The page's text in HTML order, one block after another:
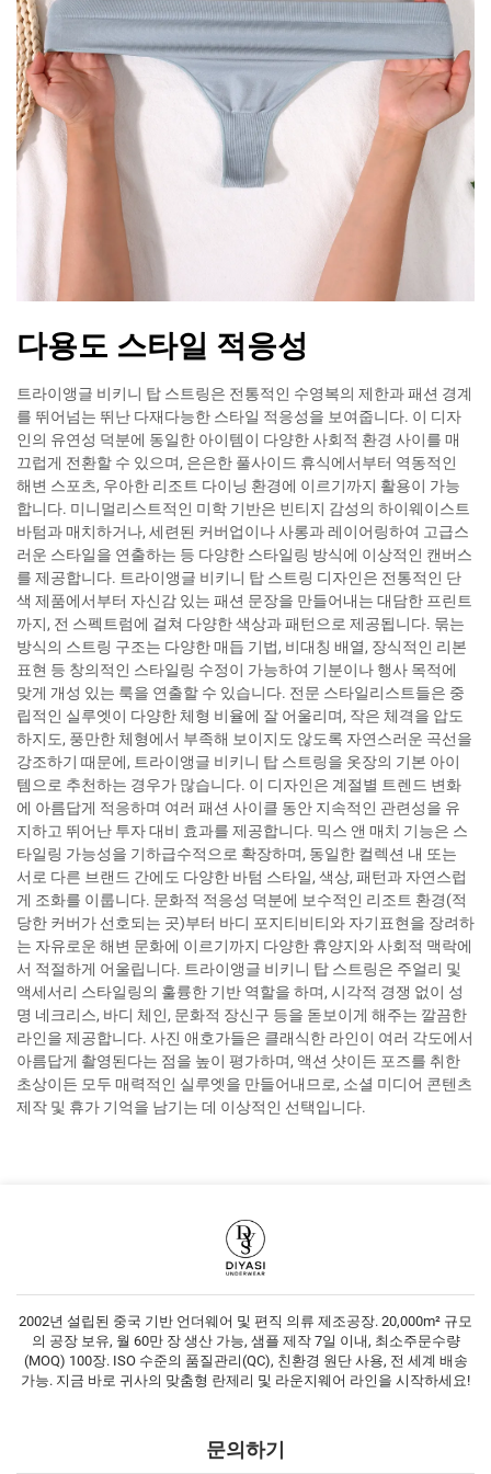
다용도 스타일 적응성
트라이앵글 비키니 탑 스트링은 전통적인 수영복의 제한과 패션 경계
를 뛰어넘는 뛰난 다재다능한 스타일 적응성을 보여줍니다. 이 디자
인의 유연성 덕분에 동일한 아이템이 다양한 사회적 환경 사이를 매
끄럽게 전환할 수 있으며, 은은한 풀사이드 휴식에서부터 역동적인
해변 스포츠, 우아한 리조트 다이닝 환경에 이르기까지 활용이 가능
합니다. 미니멀리스트적인 미학 기반은 빈티지 감성의 하이웨이스트
바텀과 매치하거나, 세련된 커버업이나 사롱과 레이어링하여 고급스
러운 스타일을 연출하는 등 다양한 스타일링 방식에 이상적인 캔버스
를 제공합니다. 트라이앵글 비키니 탑 스트링 디자인은 전통적인 단
색 제품에서부터 자신감 있는 패션 문장을 만들어내는 대담한 프린트
까지, 전 스펙트럼에 걸쳐 다양한 색상과 패턴으로 제공됩니다. 묶는
방식의 스트링 구조는 다양한 매듭 기법, 비대칭 배열, 장식적인 리본
표현 등 창의적인 스타일링 수정이 가능하여 기분이나 행사 목적에
맞게 개성 있는 룩을 연출할 수 있습니다. 전문 스타일리스트들은 중
립적인 실루엣이 다양한 체형 비율에 잘 어울리며, 작은 체격을 압도
하지도, 풍만한 체형에서 부족해 보이지도 않도록 자연스러운 곡선을
강조하기 때문에, 트라이앵글 비키니 탑 스트링을 옷장의 기본 아이
템으로 추천하는 경우가 많습니다. 이 디자인은 계절별 트렌드 변화
에 아름답게 적응하며 여러 패션 사이클 동안 지속적인 관련성을 유
지하고 뛰어난 투자 대비 효과를 제공합니다. 믹스 앤 매치 기능은 스
타일링 가능성을 기하급수적으로 확장하며, 동일한 컬렉션 내 또는
서로 다른 브랜드 간에도 다양한 바텀 스타일, 색상, 패턴과 자연스럽
게 조화를 이룹니다. 문화적 적응성 덕분에 보수적인 리조트 환경(적
당한 커버가 선호되는 곳)부터 바디 포지티비티와 자기표현을 장려하
는 자유로운 해변 문화에 이르기까지 다양한 휴양지와 사회적 맥락에
서 적절하게 어울립니다. 트라이앵글 비키니 탑 스트링은 주얼리 및
액세서리 스타일링의 훌륭한 기반 역할을 하며, 시각적 경쟁 없이 성
명 네크리스, 바디 체인, 문화적 장신구 등을 돋보이게 해주는 깔끔한
라인을 제공합니다. 사진 애호가들은 클래식한 라인이 여러 각도에서
아름답게 촬영된다는 점을 높이 평가하며, 액션 샷이든 포즈를 취한
초상이든 모두 매력적인 실루엣을 만들어내므로, 소셜 미디어 콘텐츠
제작 및 휴가 기억을 남기는 데 이상적인 선택입니다.
2002년 설립된 중국 기반 언더웨어 및 편직 의류 제조공장. 20,000m² 규모
의 공장 보유, 월 60만 장 생산 가능, 샘플 제작 7일 이내, 최소주문수량
(MOQ) 100장. ISO 수준의 품질관리(QC), 친환경 원단 사용, 전 세계 배송
가능. 지금 바로 귀사의 맞춤형 란제리 및 라운지웨어 라인을 시작하세요!
문의하기